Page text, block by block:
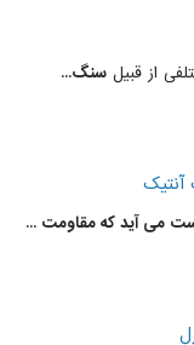
از قبیل سنگ...
می آید که مقاومت ...